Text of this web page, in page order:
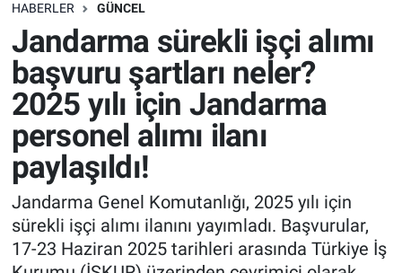
HABERLER GÜNCEL
Jandarma sürekli işçi alımı
başvuru şartları neler?
2025 yılı için Jandarma
personel alımı ilanı
paylaşıldı!
Jandarma Genel Komutanlığı, 2025 yılı için
sürekli işçi alımı ilanını yayımladı. Başvurular,
17-23 Haziran 2025 tarihleri arasında Türkiye İş